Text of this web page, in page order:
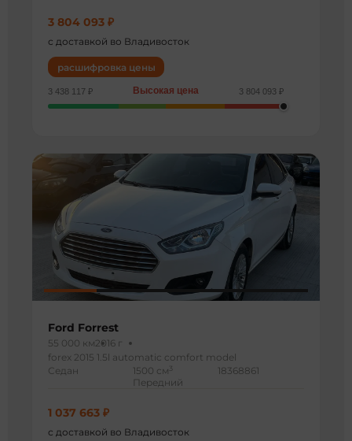
3 804 093 ₽
с доставкой во Владивосток
расшифровка цены
3 438 117 ₽ Высокая цена 3 804 093 ₽
Ford Forrest
55 000 км2016 г
forex 2015 1.5l automatic comfort model
Седан
1500 см 3
Передний
18368861
1 037 663 ₽
с доставкой во Владивосток